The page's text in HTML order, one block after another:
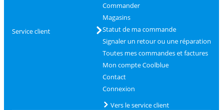
Service client
Commander
Magasins
Statut de ma commande
Signaler un retour ou une réparation
Toutes mes commandes et factures
Mon compte Coolblue
Contact
Connexion
Vers le service client